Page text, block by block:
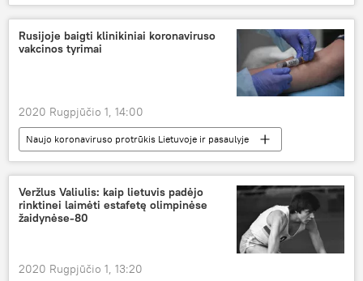
oras
Rusijoje baigti klinikiniai koronaviruso
vakcinos tyrimai
2020 Rugpjūčio 1, 14:00
Naujo koronaviruso protrūkis Lietuvoje ir pasaulyje
Pasaulyje
Rusija
koronavirusas
vakcina
tyrimas
Vakcinacija nuo COVID-19 Lietuvoje ir pasaulyje: iššūkiai ir pažanga
Veržlus Valiulis: kaip lietuvis padėjo
rinktinei laimėti estafetę olimpinėse
žaidynėse-80
2020 Rugpjūčio 1, 13:20